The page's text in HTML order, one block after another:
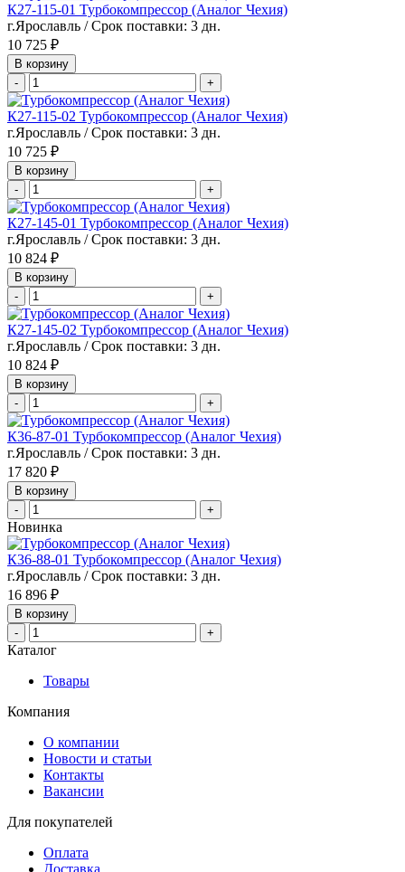
К27-115-01 Турбокомпрессор (Аналог Чехия)
г.Ярославль / Срок поставки: 3 дн.
10 725 ₽
В корзину
-
+
К27-115-02 Турбокомпрессор (Аналог Чехия)
г.Ярославль / Срок поставки: 3 дн.
10 725 ₽
В корзину
-
+
К27-145-01 Турбокомпрессор (Аналог Чехия)
г.Ярославль / Срок поставки: 3 дн.
10 824 ₽
В корзину
-
+
К27-145-02 Турбокомпрессор (Аналог Чехия)
г.Ярославль / Срок поставки: 3 дн.
10 824 ₽
В корзину
-
+
К36-87-01 Турбокомпрессор (Аналог Чехия)
г.Ярославль / Срок поставки: 3 дн.
17 820 ₽
В корзину
-
+
Новинка
К36-88-01 Турбокомпрессор (Аналог Чехия)
г.Ярославль / Срок поставки: 3 дн.
16 896 ₽
В корзину
-
+
Каталог
Товары
Компания
О компании
Новости и статьи
Контакты
Вакансии
Для покупателей
Оплата
Доставка